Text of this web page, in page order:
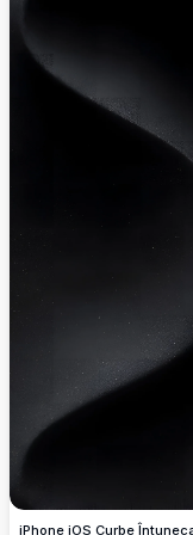
apel estetic modern pentru
iPhone iOS Curbe